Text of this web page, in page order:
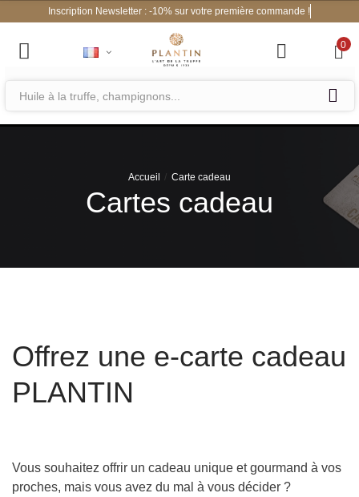
Inscription Newsletter : -10% sur votre première commande !
0
Accueil Carte cadeau
Cartes cadeau
Offrez une e-carte cadeau
PLANTIN
Vous souhaitez offrir un cadeau unique et gourmand à vos
proches, mais vous avez du mal à vous décider ?